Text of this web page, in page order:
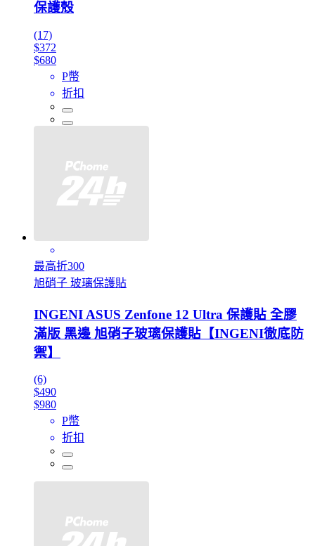
保護殼
(17)
$372
$680
P幣
折扣
最高折300
旭硝子 玻璃保護貼
INGENI ASUS Zenfone 12 Ultra 保護貼 全膠
滿版 黑邊 旭硝子玻璃保護貼【INGENI徹底防
禦】
(6)
$490
$980
P幣
折扣